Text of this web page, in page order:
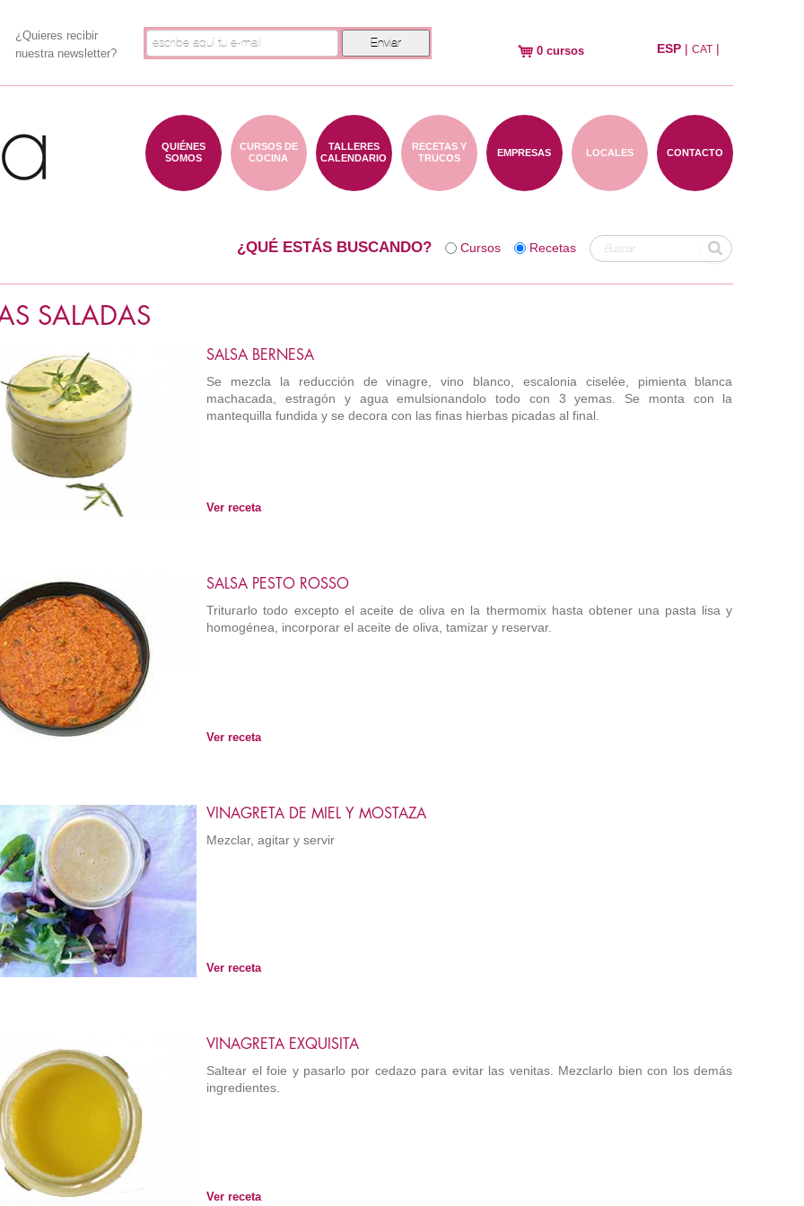
¿Quieres recibir
nuestra newsletter?
0 cursos ESP| CAT|
CONTACTO
LOCALES
EMPRESAS
RECETAS Y
TRUCOS
TALLERES
CALENDARIO
CURSOS DE
COCINA
QUIÉNES
SOMOS
Recetas
Cursos
¿QUÉ ESTÁS BUSCANDO?
SALADAS
SALSA BERNESA
Se mezcla la reducción de vinagre, vino blanco, escalonia ciselée, pimienta blanca
machacada, estragón y agua emulsionandolo todo con 3 yemas. Se monta con la
mantequilla fundida y se decora con las finas hierbas picadas al final.
Ver receta
SALSA PESTO ROSSO
Triturarlo todo excepto el aceite de oliva en la thermomix hasta obtener una pasta lisa y
homogénea, incorporar el aceite de oliva, tamizar y reservar.
Ver receta
VINAGRETA DE MIEL Y MOSTAZA
Mezclar, agitar y servir
Ver receta
VINAGRETA EXQUISITA
Saltear el foie y pasarlo por cedazo para evitar las venitas. Mezclarlo bien con los demás
ingredientes.
Ver receta